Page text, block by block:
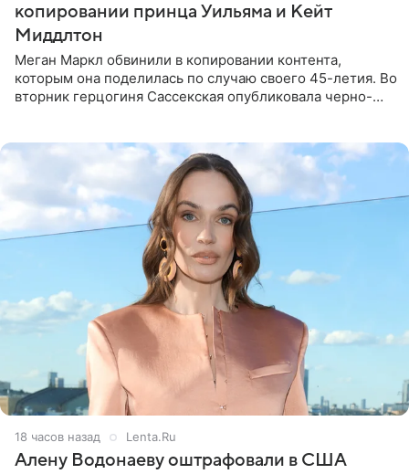
копировании принца Уильяма и Кейт
Миддлтон
Меган Маркл обвинили в копировании контента,
которым она поделилась по случаю своего 45-летия. Во
вторник герцогиня Сассекская опубликовала черно-
18 часов назад Lenta.Ru
Алену Водонаеву оштрафовали в США